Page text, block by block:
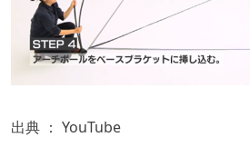
出典 ： YouTube